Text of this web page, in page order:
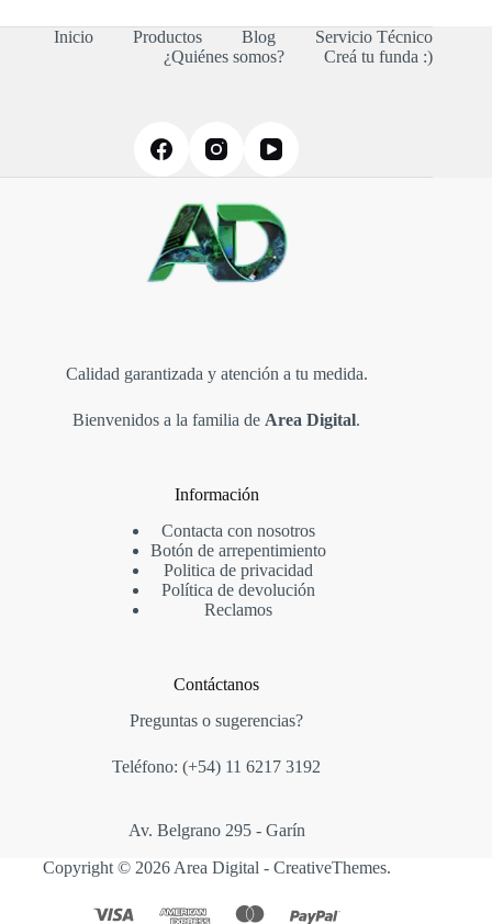
Inicio Productos Blog
Servicio Técnico
¿Quiénes somos?
Creá tu funda :)
Calidad garantizada y atención a tu medida.
Bienvenidos a la familia de Area Digital.
Información
Contacta con nosotros
Botón de arrepentimiento
Politica de privacidad
Política de devolución
Reclamos
Contáctanos
Preguntas o sugerencias?
Teléfono: (+54) 11 6217 3192
Av. Belgrano 295 - Garín
Copyright © 2026 Area Digital - CreativeThemes.